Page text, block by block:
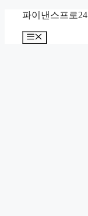
content
파이낸스프로24
Menu